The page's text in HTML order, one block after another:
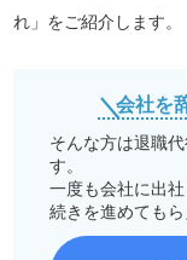
れ」をご紹介します。
会社を
そんな方は退職
す。
一度も会社に出
続きを進めてもら